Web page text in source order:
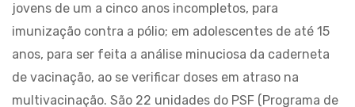
jovens de um a cinco anos incompletos, para
imunização contra a pólio; em adolescentes de até 15
anos, para ser feita a análise minuciosa da caderneta
de vacinação, ao se verificar doses em atraso na
multivacinação. São 22 unidades do PSF (Programa de